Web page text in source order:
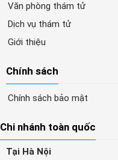
Văn phòng thám tử
Dịch vụ thám tử
Giới thiệu
Chính sách
Chính sách bảo mật
Chi nhánh toàn quốc
Tại Hà Nội